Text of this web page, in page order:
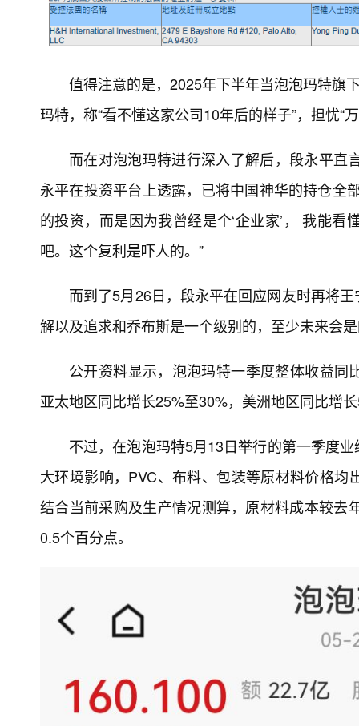
值得注意的是，2025年下半年当泡泡玛特旗
玛特，称“看不懂这家公司10年后的样子”，担忧“
而在对泡泡玛特进行深入了解后，段永平直
永平在投资平台上透露，已将中国神华的持仓全
的投资，而是因为我曾经是个‘企业家’， 我能
吧。这个复利是吓人的。”
而到了5月26日，段永平在回应网友时再将
解以及追求和乔布斯是一个级别的，至少未来会
公开资料显示，泡泡玛特一季度整体收益同
亚太地区同比增长25%至30%，美洲地区同比增
不过，在泡泡玛特5月13日举行的第一季度
大环境影响，PVC、布料、包装等原材料价格
结合当前采购及生产情况测算，原材料成本较
0.5个百分点。